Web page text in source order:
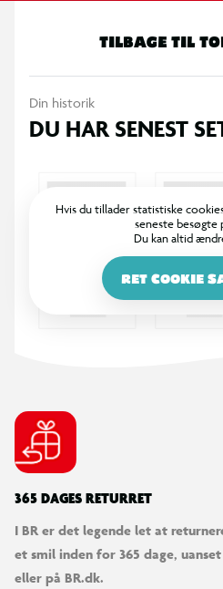
store lynlåsring.
- Med stort TOPModel motiv på
- Fyldt med alt, hvad man skal
TILBAGE TIL
Din historik
DU HAR SENEST
Hvis du tillader statistiske
seneste besøgte
Du kan altid
RET COOKIE
365 DAGES RETURRET
I BR er det legende let at
et smil inden for 365 dage,
eller på BR.dk.